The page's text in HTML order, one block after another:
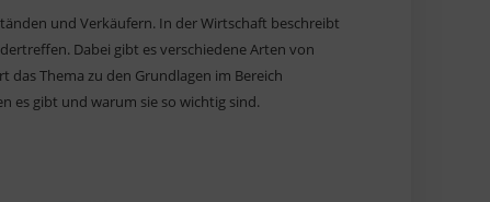
und Verkäufern. In der Wirtschaft beschreibt
Dabei gibt es verschiedene Arten von
das Thema zu den Grundlagen im Bereich
es gibt und warum sie so wichtig sind.